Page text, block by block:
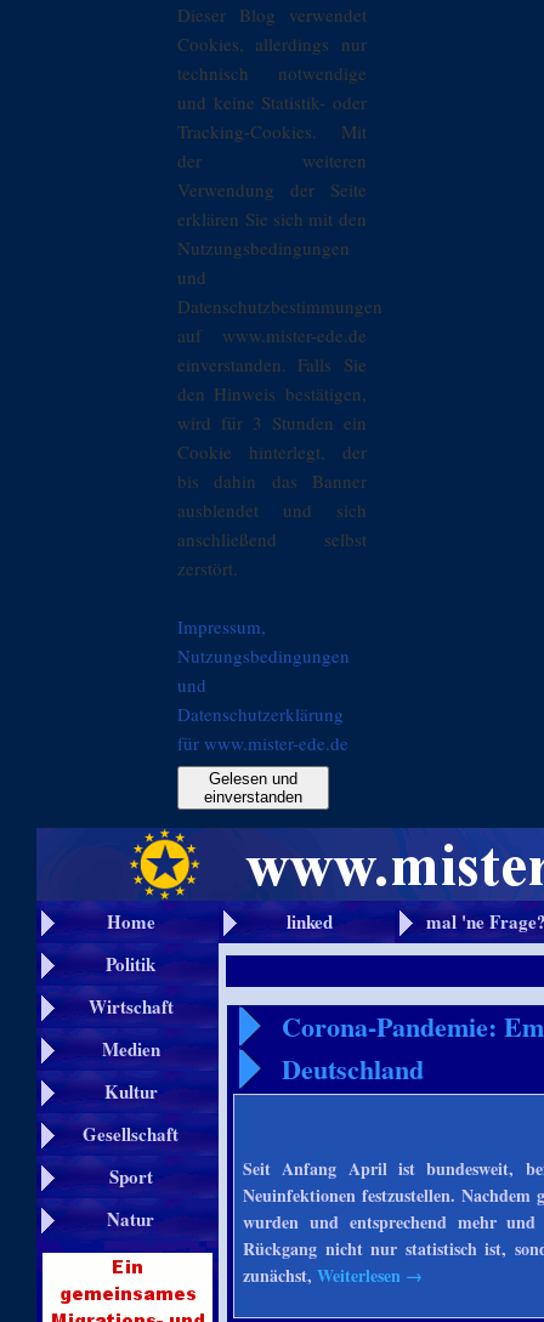
Dieser Blog verwendet
Cookies, allerdings nur
technisch notwendige
und keine Statistik- oder
Tracking-Cookies. Mit
der weiteren
Verwendung der Seite
erklären Sie sich mit den
Nutzungsbedingungen
und
Datenschutzbestimmungen
auf www.mister-ede.de
einverstanden. Falls Sie
den Hinweis bestätigen,
wird für 3 Stunden ein
Cookie hinterlegt, der
bis dahin das Banner
ausblendet und sich
anschließend selbst
zerstört.
Impressum,
Nutzungsbedingungen
und
Datenschutzerklärung
für www.mister-ede.de
Gelesen und
einverstanden
Home linked
mal 'ne
Politik
Wirtschaft
Medien
Kultur
Gesellschaft
Sport
Natur
Corona-Pandemie:
Deutschland
Seit Anfang April ist bundesweit,
Neuinfektionen festzustellen.
wurden und entsprechend mehr und
Rückgang nicht nur statistisch ist,
zunächst,Weiterlesen →